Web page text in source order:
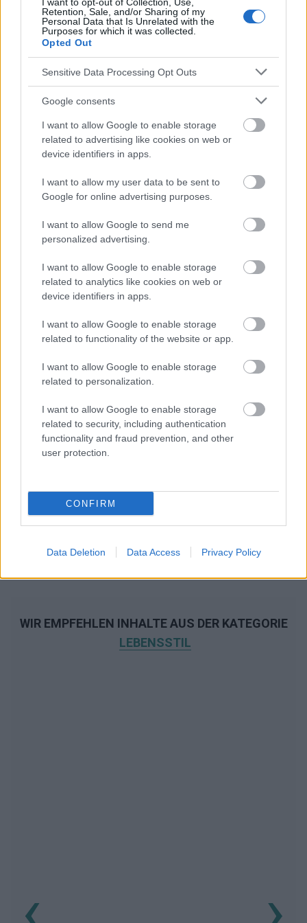
Retention, Sale, and/or Sharing of my
Personal Data that Is Unrelated with the
Purposes for which it was collected.
Opted Out
Sensitive Data Processing Opt Outs
Google consents
I want to allow Google to enable storage
related to advertising like cookies on web or
device identifiers in apps.
I want to allow my user data to be sent to
Google for online advertising purposes.
I want to allow Google to send me
personalized advertising.
I want to allow Google to enable storage
related to analytics like cookies on web or
device identifiers in apps.
I want to allow Google to enable storage
related to functionality of the website or app.
I want to allow Google to enable storage
related to personalization.
I want to allow Google to enable storage
related to security, including authentication
functionality and fraud prevention, and other
user protection.
CONFIRM
Data Deletion Data Access Privacy Policy
Die Inhalte und Materialien auf dieser Website dienen nur zu
Bildungs- und Informationszwecken. Der Herausgeber und die
Redaktion der Website sind nicht für die Ergebnisse ihrer
Anwendung verantwortlich. Bevor Sie Ratschläge oder Tipps auf
zu konsultieren.
WIR EMPFEHLEN INHALTE AUS DER KATEGORIE
LEBENSSTIL